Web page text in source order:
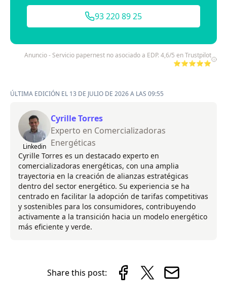
93 220 89 25
Anuncio - Servicio papernest no asociado a EDP. 4,6/5 en Trustpilot
⭐⭐⭐⭐⭐
ÚLTIMA EDICIÓN EL 13 DE JULIO DE 2026 A LAS 09:55
Linkedin
Cyrille Torres
Experto en Comercializadoras
Energéticas
Cyrille Torres es un destacado experto en
comercializadoras energéticas, con una amplia
trayectoria en la creación de alianzas estratégicas
dentro del sector energético. Su experiencia se ha
centrado en facilitar la adopción de tarifas competitivas
y sostenibles para los consumidores, contribuyendo
activamente a la transición hacia un modelo energético
más eficiente y verde.
Share this post: